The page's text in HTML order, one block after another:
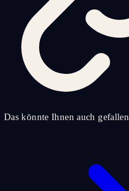
Das könnte Ihnen auch gefallen